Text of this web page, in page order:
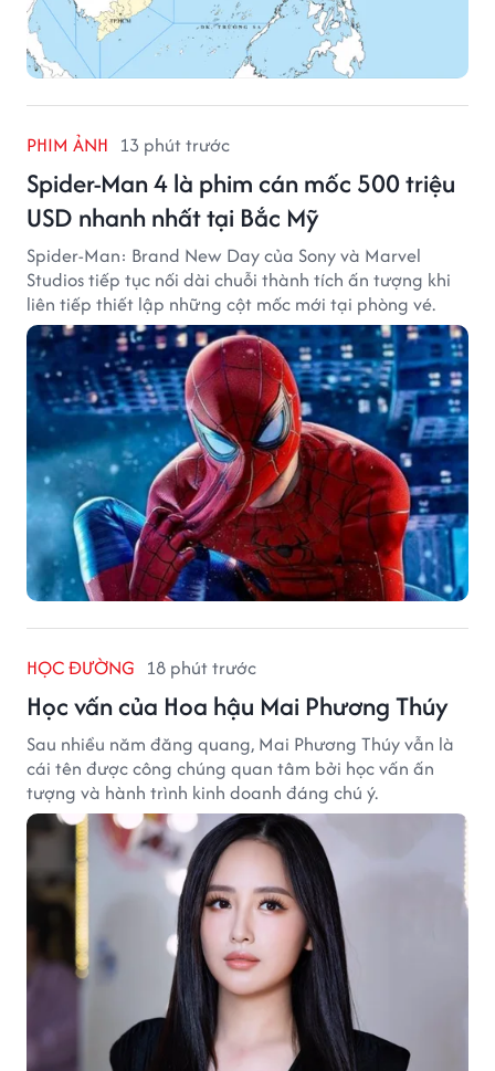
PHIM ẢNH 13 phút trước
Spider-Man 4 là phim cán mốc 500 triệu
USD nhanh nhất tại Bắc Mỹ
Spider-Man: Brand New Day của Sony và Marvel
Studios tiếp tục nối dài chuỗi thành tích ấn tượng khi
liên tiếp thiết lập những cột mốc mới tại phòng vé.
HỌC ĐƯỜNG 18 phút trước
Học vấn của Hoa hậu Mai Phương Thúy
Sau nhiều năm đăng quang, Mai Phương Thúy vẫn là
cái tên được công chúng quan tâm bởi học vấn ấn
tượng và hành trình kinh doanh đáng chú ý.